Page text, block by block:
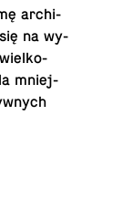
ar­chi­
na wy­
wiel­ko­
mniej­